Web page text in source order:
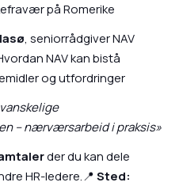
på Romerike
, seniorrådgiver NAV
NAV kan bistå
og utfordringer
– nærværsarbeid i praksis»
der du kan dele
HR-ledere.📍Sted: